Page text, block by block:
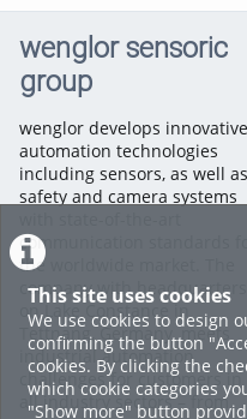
This site uses cookies
We use cookies to design
confirming the button
cookies. By clicking the
which cookie categories
"Show more" button
GmbH & Co. KG
wenglor sensoric
group
wenglor develops innovative
automation technologies
including sensors, as well as
safety and camera systems
communication standards for
the worldwide market. The
company with headquarters
on Lake Constance in
Tettnang, Germany, meets
industrial automation
challenges for customers in
all industry sectors – from